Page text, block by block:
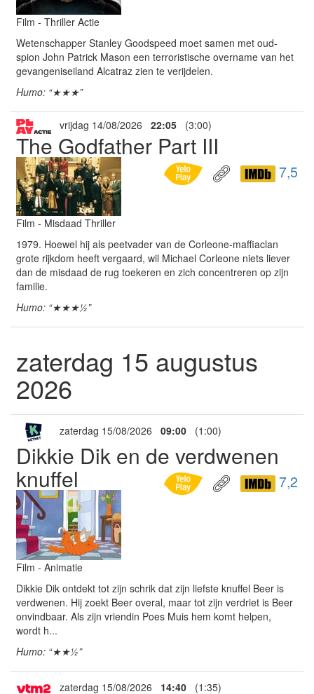
Film - Thriller Actie
Wetenschapper Stanley Goodspeed moet samen met oud-
spion John Patrick Mason een terroristische overname van het
gevangeniseiland Alcatraz zien te verijdelen.
Humo: “★★★”
vrijdag 14/08/2026 22:05 (3:00)
The Godfather Part III
7,5
Film - Misdaad Thriller
1979. Hoewel hij als peetvader van de Corleone-maffiaclan
grote rijkdom heeft vergaard, wil Michael Corleone niets liever
dan de misdaad de rug toekeren en zich concentreren op zijn
familie.
Humo: “★★★½”
zaterdag 15 augustus
2026
zaterdag 15/08/2026 09:00 (1:00)
Dikkie Dik en de verdwenen
knuffel 7,2
Film - Animatie
Dikkie Dik ontdekt tot zijn schrik dat zijn liefste knuffel Beer is
verdwenen. Hij zoekt Beer overal, maar tot zijn verdriet is Beer
onvindbaar. Als zijn vriendin Poes Muis hem komt helpen,
wordt h...
Humo: “★★½”
zaterdag 15/08/2026 14:40 (1:35)